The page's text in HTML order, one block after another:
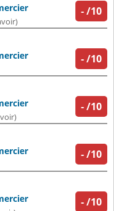
-/10
-/10
-/10
-/10
-/10